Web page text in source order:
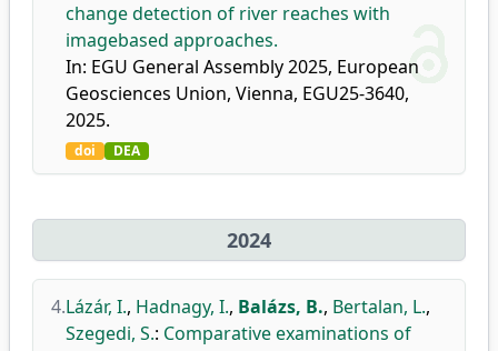
change detection of river reaches with
imagebased approaches.
In: EGU General Assembly 2025, European
Geosciences Union, Vienna, EGU25-3640,
2025.
doi DEA
2024
4.Lázár, I., Hadnagy, I., Balázs, B., Bertalan, L.,
Szegedi, S.: Comparative examinations of